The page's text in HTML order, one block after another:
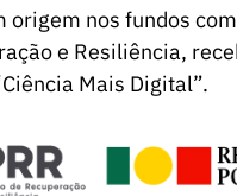
nos fundos
e Resiliência,
Mais Digital”.